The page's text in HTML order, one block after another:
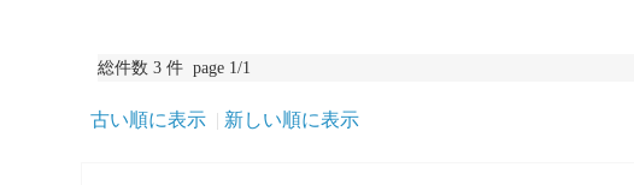
総件数 3 件 page 1/1
古い順に表示 新しい順に表示